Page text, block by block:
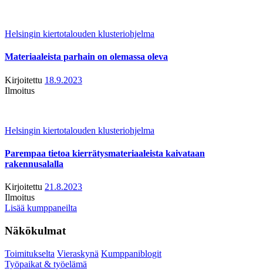
Helsingin kiertotalouden klusteriohjelma
Materiaaleista parhain on olemassa oleva
Kirjoitettu 18.9.2023
Ilmoitus
Helsingin kiertotalouden klusteriohjelma
Parempaa tietoa kierrätysmateriaaleista kaivataan
rakennusalalla
Kirjoitettu 21.8.2023
Ilmoitus
Lisää kumppaneilta
Näkökulmat
Toimitukselta Vieraskynä Kumppaniblogit
Työpaikat & työelämä